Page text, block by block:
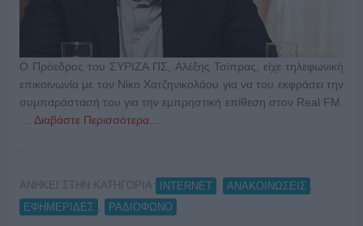
Ο Πρόεδρος του ΣΥΡΙΖΑ ΠΣ, Αλέξης Τσίπρας, είχε τηλεφωνική
επικοινωνία με τον Νίκο Χατζηνικολάου για να του εκφράσει την
συμπαράστασή του για την εμπρηστική επίθεση στον Real FM.
Διαβάστε Περισσότερα...
ΑΝΗΚΕΙ ΣΤΗΝ ΚΑΤΗΓΟΡΙΑ: INTERNET ΑΝΑΚΟΙΝΩΣΕΙΣ
ΕΦΗΜΕΡΙΔΕΣ
ΡΑΔΙΟΦΩΝΟ